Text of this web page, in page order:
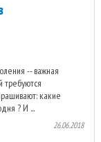
-- важная
какие
? И ...
26.06.2018